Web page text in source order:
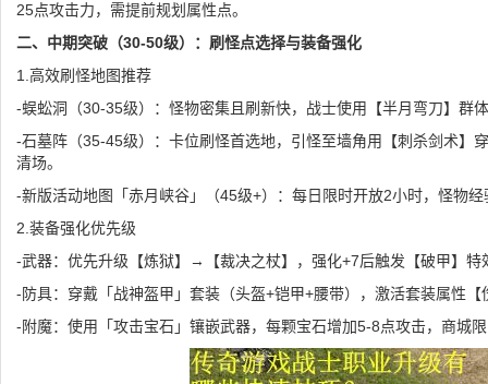
25点攻击力，需提前规划属性点。
二、中期突破（30-50级）：刷怪点选择与装备强化
1.高效刷怪地图推荐
-蜈蚣洞（30-35级）：怪物密集且刷新快，战士使用【半月弯刀】群
-石墓阵（35-45级）：卡位刷怪首选地，引怪至墙角用【刺杀剑术】
清场。
-新版活动地图「赤月峡谷」（45级+）：每日限时开放2小时，怪物
2.装备强化优先级
-武器：优先升级【炼狱】→【裁决之杖】，强化+7后触发【破甲】特
-防具：穿戴「战神盔甲」套装（头盔+铠甲+腰带），激活套装属性【
-附魔：使用「攻击宝石」镶嵌武器，每颗宝石增加5-8点攻击，商城